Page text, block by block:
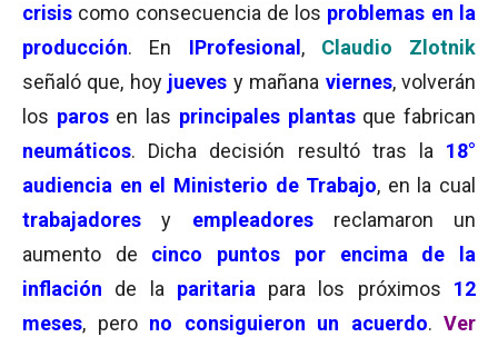
crisis como consecuencia de los problemas en la
producción. En IProfesional , Claudio Zlotnik
señaló que, hoy jueves y mañana viernes, volverán
los parosen las principales plantasque fabrican
neumáticos. Dicha decisión resultó tras la 18°
audiencia en el Ministerio de Trabajo, en la cual
trabajadores y empleadoresreclamaron un
aumento de cinco puntos por encima de la
inflación de la paritaria para los próximos 12
meses, pero no consiguieron un acuerdo. Ver